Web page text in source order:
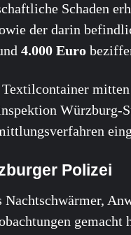
Schaden
der darin
4.000 Euro
Würzburg-
Polizei
gemacht